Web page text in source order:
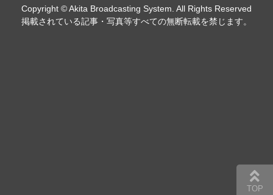
Copyright © Akita Broadcasting System. All Rights Reserved
掲載されている記事・写真等すべての無断転載を禁じます。